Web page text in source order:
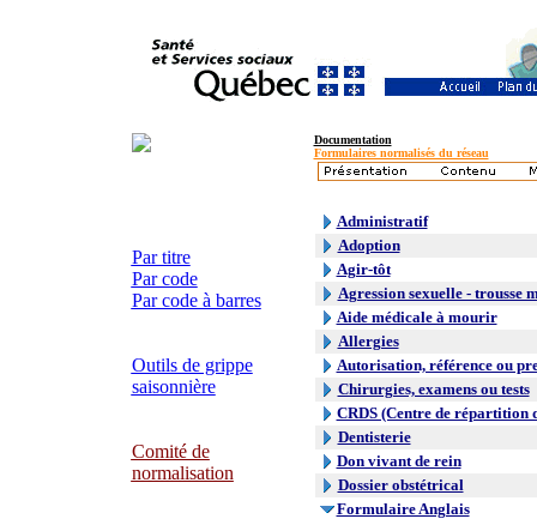
Documentation
Formulaires normalisés du réseau
Par titre
Par code
Par code à barres
Outils de grippe
saisonnière
Comité de
normalisation
Administratif
Adoption
Agir-tôt
Agression sexuelle - trousse
Aide médicale à mourir
Allergies
Autorisation, référence ou
Chirurgies, examens ou tests
CRDS (Centre de répartition
Dentisterie
Don vivant de rein
Dossier obstétrical
Formulaire Anglais